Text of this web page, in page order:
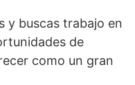
y buscas trabajo en
de
como un gran